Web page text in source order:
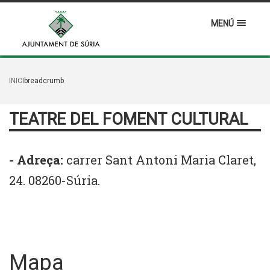
MENÚ
INICI breadcrumb
TEATRE DEL FOMENT CULTURAL
- Adreça: carrer Sant Antoni Maria Claret,
24. 08260-Súria.
Mapa